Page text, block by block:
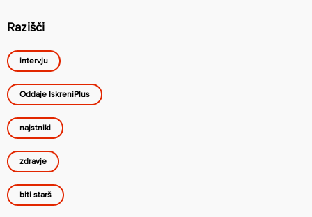
Razišči
intervju
Oddaje IskreniPlus
najstniki
zdravje
biti starš